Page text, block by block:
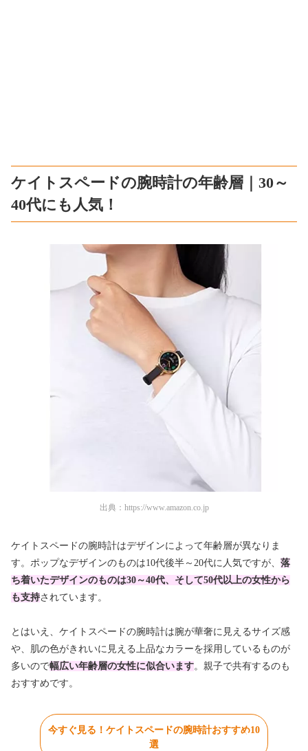
ケイトスペードの腕時計の年齢層｜30～
40代にも人気！
出典： https://www.amazon.co.jp
ケイトスペードの腕時計はデザインによって年齢層が異なりま
す。ポップなデザインのものは10代後半～20代に人気ですが、 落
ち着いたデザインのものは30～40代、そして50代以上の女性から
も支持されています。
とはいえ、ケイトスペードの腕時計は腕が華奢に見えるサイズ感
や、肌の色がきれいに見える上品なカラーを採用しているものが
多いので幅広い年齢層の女性に似合います。親子で共有するのも
おすすめです。
今すぐ見る！ケイトスペードの腕時計おすすめ10
選